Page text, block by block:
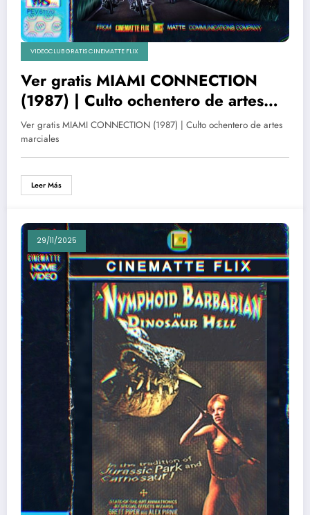
VIDEOCLUB GRATIS CINEMATTE FLIX
Ver gratis MIAMI CONNECTION
(1987) | Culto ochentero de artes
marciales
Ver gratis MIAMI CONNECTION (1987) | Culto ochentero de artes
marciales
Leer Más
29/11/2025